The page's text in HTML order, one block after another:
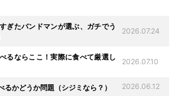
ぎたバンドマンが選ぶ、ガチでう
2026.07.24
るならここ！実際に食べて厳選し
2026.07.10
るかどうか問題（シジミなら？） 2026.06.12